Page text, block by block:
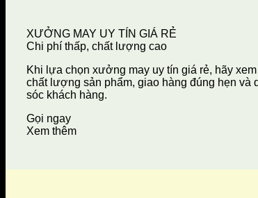
XƯỞNG MAY UY TÍN GIÁ RẺ
Chi phí thấp, chất lượng cao
Khi lựa chọn xưởng may uy tín giá rẻ, hãy
chất lượng sản phẩm, giao hàng đúng hẹn và
sóc khách hàng.
Gọi ngay
Xem thêm